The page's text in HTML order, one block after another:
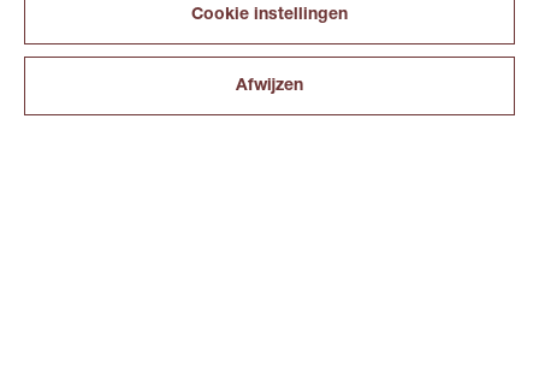
INTERESSESBLADERENZOEKENVERGELIJKENONTDEKKEN
Cookie instellingen
Afwijzen